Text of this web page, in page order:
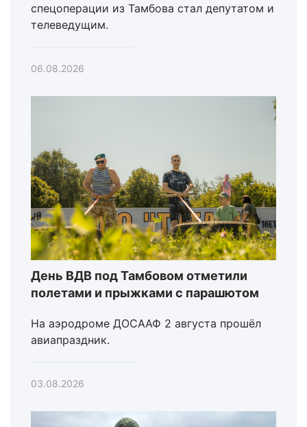
спецоперации из Тамбова стал депутатом и
телеведущим.
06.08.2026
День ВДВ под Тамбовом отметили
полетами и прыжками с парашютом
На аэродроме ДОСААФ 2 августа прошёл
авиапраздник.
03.08.2026